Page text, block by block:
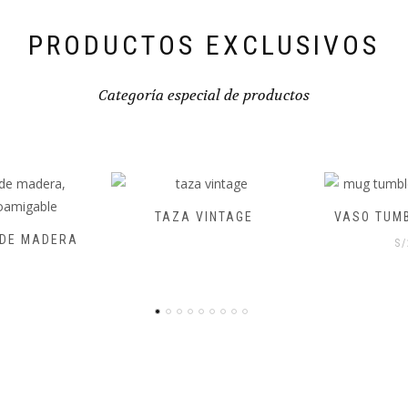
PRODUCTOS EXCLUSIVOS
Categoría especial de productos
VASO TUMBLER ETPUB03 USB